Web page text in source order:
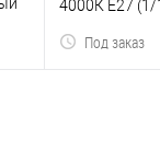
4000К E27 (1/
Под заказ